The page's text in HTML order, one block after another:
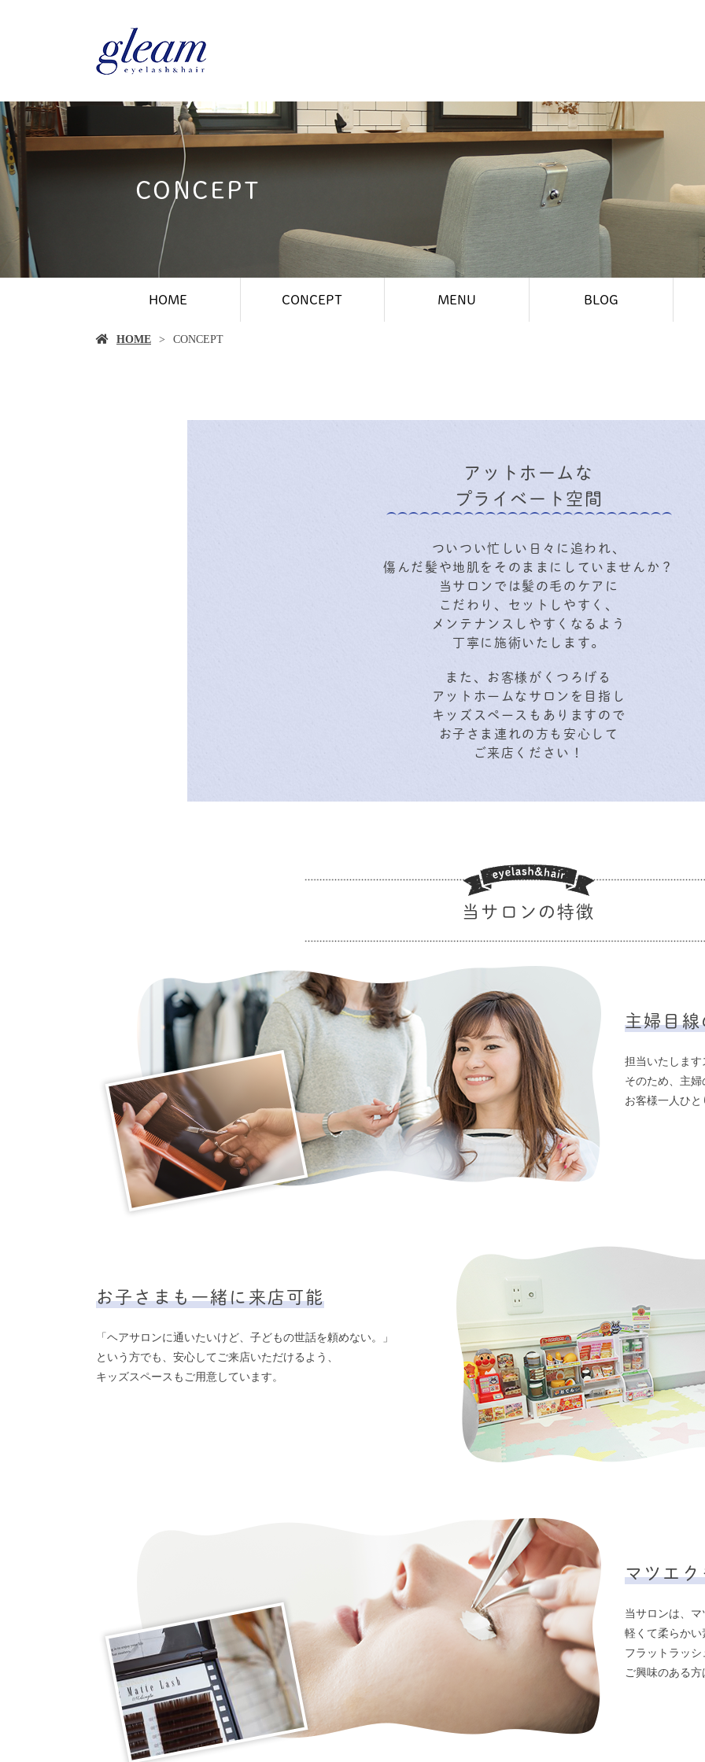
CONCEPT
HOME CONCEPT MENU BLOG
HOME CONCEPT
アットホームな
プライベート空間
ついつい忙しい日々に追われ、
傷んだ髪や地肌をそのままにしていませんか？
当サロンでは髪の毛のケアに
こだわり、セットしやすく、
メンテナンスしやすくなるよう
丁寧に施術いたします。
また、お客様がくつろげる
アットホームなサロンを目指し
キッズスペースもありますので
お子さま連れの方も安心して
ご来店ください！
当サロンの特徴
主婦目
担当いたしま
そのため、主
お客様一人ひ
お子さまも一緒に来店可能
「ヘアサロンに通いたいけど、子どもの世話を頼めない。」
という方でも、安心してご来店いただけるよう、
キッズスペースもご用意しています。
マツエ
当サロンは、
軽くて柔らか
フラットラッ
ご興味のある